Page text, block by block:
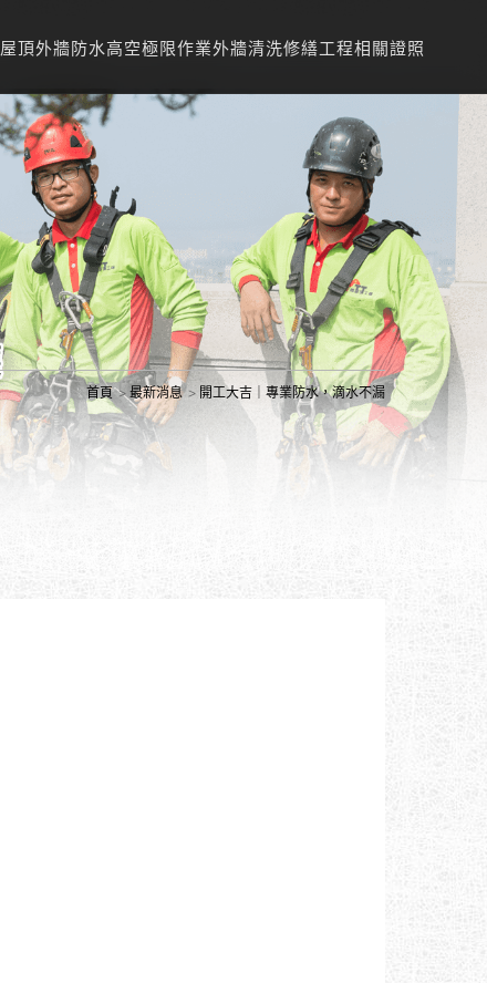
屋頂外牆防水高空極限作業外牆清洗修繕工程相關證照
首頁 最新消息 開工大吉｜專業防水，滴水不漏